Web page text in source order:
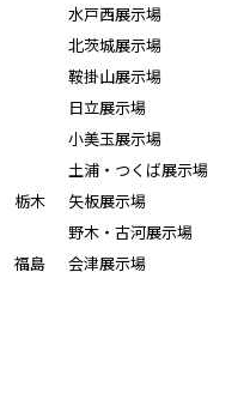
水戸西展示場
北茨城展示場
鞍掛山展示場
日立展示場
小美玉展示場
土浦・つくば展示場
栃木
矢板展示場
野木・古河展示場
福島
会津展示場